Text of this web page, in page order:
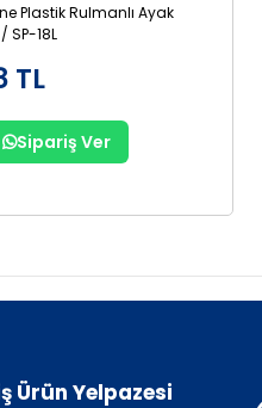
Plastik Rulmanlı Ayak
SP-18L
TL
Sipariş Ver
Ürün Yelpazesi